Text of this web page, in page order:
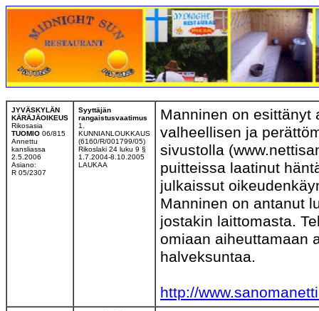
JYVÄSKYLÄN
KÄRÄJÄOIKEUS
Rikosasia
TUOMIO 06/815
Annettu
kansliassa
2.5.2006
Asiano:
R 05/2307
Syyttäjän
rangaistusvaatimus
1.
KUNNIANLOUKKAUS
(6160/R/001799/05)
Rikoslaki 24 luku 9 §
1.7.2004-8.10.2005
LAUKAA
Manninen on esittänyt
valheellisen ja
sivustolla
puitteissa laatinut
julkaissut
Manninen on antanut
jostakin laittomasta.
omiaan aiheuttamaan
halveksuntaa.
http://